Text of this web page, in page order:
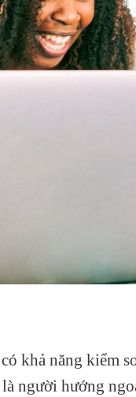
khả năng kiểm
người hướng